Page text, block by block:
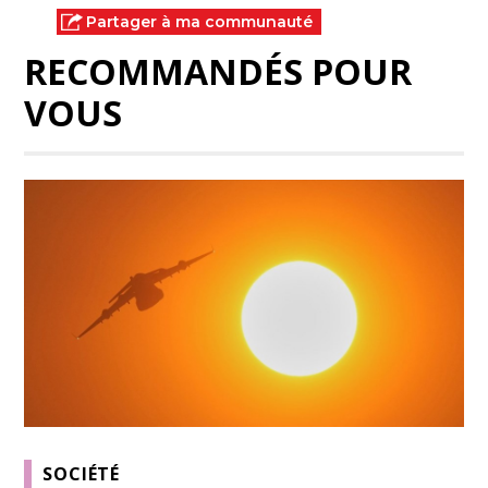
Partager à ma communauté
RECOMMANDÉS POUR
VOUS
SOCIÉTÉ